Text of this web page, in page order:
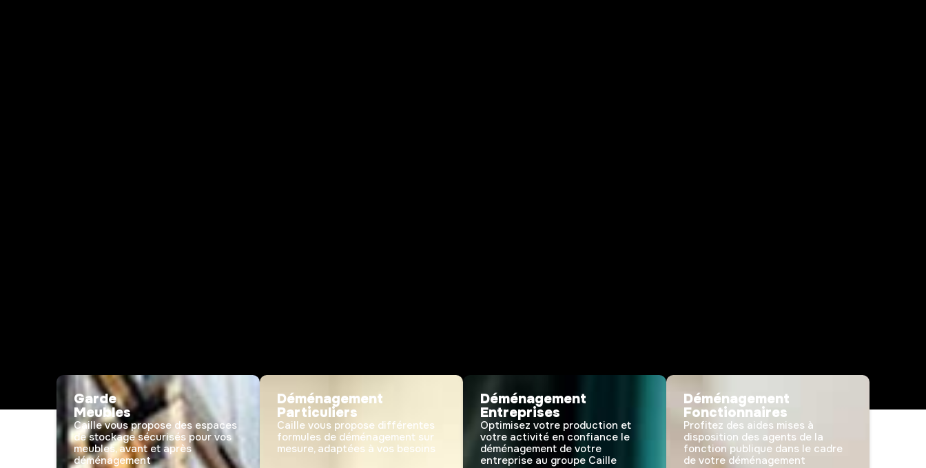
Garde
Meubles
Caille vous propose des espaces
de stockage sécurisés pour vos
meubles, avant et après
déménagement
Déménagement
Particuliers
Caille vous propose différentes
formules de déménagement sur
mesure, adaptées à vos besoins
Déménagement
Entreprises
Optimisez votre production et
votre activité en confiance le
déménagement de votre
entreprise au groupe Caille
Déménagement
Fonctionnaires
Profitez des aides mises à
disposition des agents de la
fonction publique dans le cadre
de votre déménagement